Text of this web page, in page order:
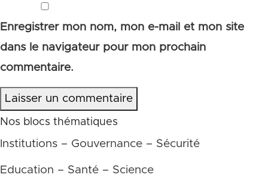
Enregistrer mon nom, mon e-mail et mon site
dans le navigateur pour mon prochain
commentaire.
Laisser un commentaire
Nos blocs thématiques
Institutions – Gouvernance – Sécurité
Education – Santé – Science